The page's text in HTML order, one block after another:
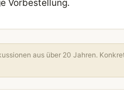
Vorbestellung.
aus über 20 Jahren.